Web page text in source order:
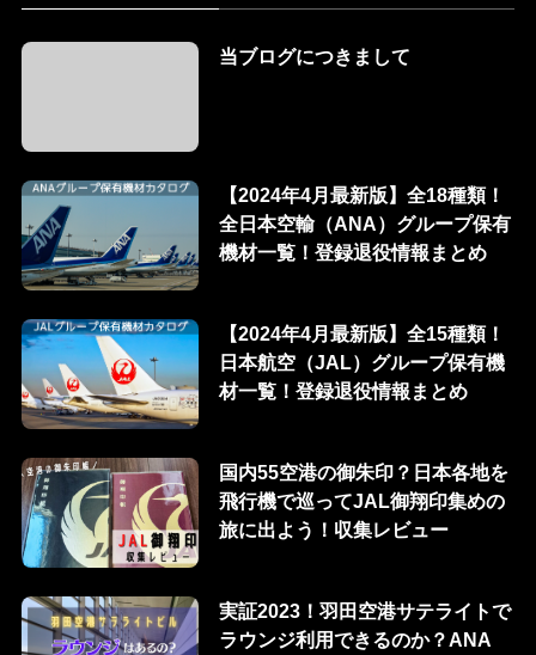
当ブログにつきまして
【2024年4月最新版】全18種類！
全日本空輸（ANA）グループ保有
機材一覧！登録退役情報まとめ
【2024年4月最新版】全15種類！
日本航空（JAL）グループ保有機
材一覧！登録退役情報まとめ
国内55空港の御朱印？日本各地を
飛行機で巡ってJAL御翔印集めの
旅に出よう！収集レビュー
実証2023！羽田空港サテライトで
ラウンジ利用できるのか？ANA